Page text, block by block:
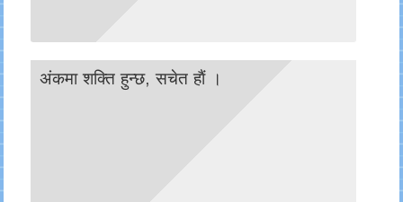
अंकमा शक्ति हुन्छ, सचेत हाैं ।